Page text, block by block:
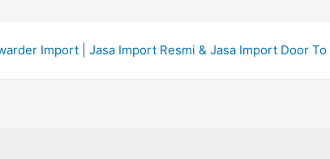
Import | Jasa Import Resmi & Jasa Import Door